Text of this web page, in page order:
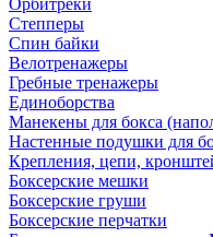
Орбитреки
Степперы
Спин байки
Велотренажеры
Гребные тренажеры
Единоборства
Манекены для бокса
Настенные подушки для
Крепления, цепи,
Боксерские мешки
Боксерские груши
Боксерские перчатки